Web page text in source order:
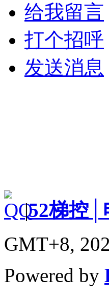
给我留言
打个招呼
发送消息
|52梯控│
GMT+8,
Powered by